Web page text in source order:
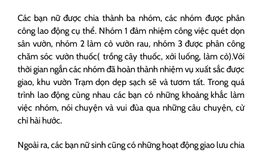
Các bạn nữ được chia thành ba nhóm, các nhóm được phân
công lao động cụ thể. Nhóm 1 đảm nhiệm công việc quét dọn
sân vườn, nhóm 2 làm cỏ vườn rau, nhóm 3 được phân công
chăm sóc vườn thuốc( trồng cây thuốc, xới luống, làm cỏ).Với
thời gian ngắn các nhóm đã hoàn thành nhiệm vụ xuất sắc được
giao, khu vườn Trạm dọn dẹp sạch sẽ và tươm tất. Trong quá
trình lao động cùng nhau các bạn có những khoảng khắc làm
việc nhóm, nói chuyện và vui đùa qua những câu chuyện, cử
chỉ hài hước.
Ngoài ra, các bạn nữ sinh cũng có những hoạt động giao lưu chia